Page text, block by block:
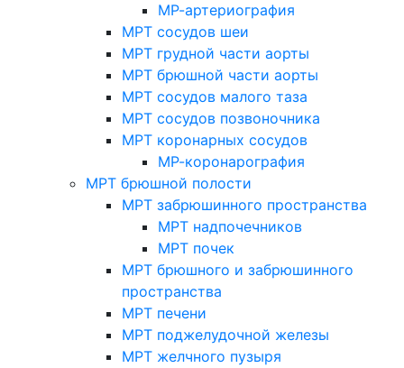
МР-артериография
МРТ сосудов шеи
МРТ грудной части аорты
МРТ брюшной части аорты
МРТ сосудов малого таза
МРТ сосудов позвоночника
МРТ коронарных сосудов
МР-коронарография
МРТ брюшной полости
МРТ забрюшинного пространства
МРТ надпочечников
МРТ почек
МРТ брюшного и забрюшинного
пространства
МРТ печени
МРТ поджелудочной железы
МРТ желчного пузыря